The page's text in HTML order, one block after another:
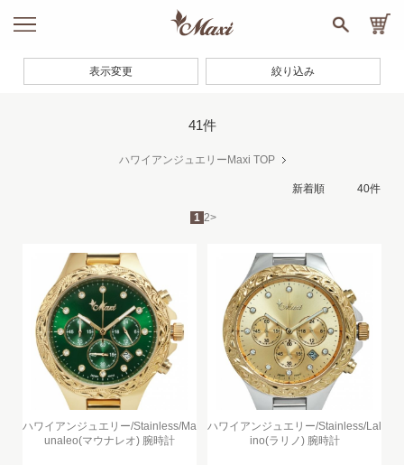
41件
ハワイアンジュエリーMaxi TOP
1 2>
ハワイアンジュエリー/Stainless/Ma
unaleo(マウナレオ) 腕時計
ハワイアンジュエリー/Stainless/Lal
ino(ラリノ) 腕時計
表示変更 絞り込み